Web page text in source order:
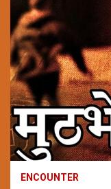
ENCOUNTER